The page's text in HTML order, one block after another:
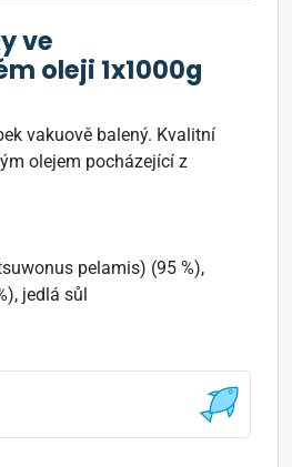
ve
oleji 1x1000g
vakuově balený. Kvalitní
olejem pocházející z
pelamis) (95 %),
jedlá sůl